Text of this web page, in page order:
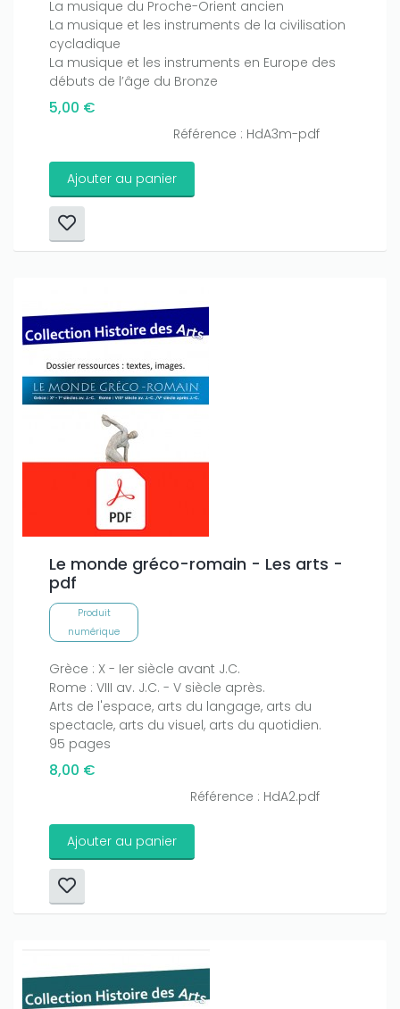
La musique du Proche-Orient ancien
La musique et les instruments de la civilisation
cycladique
La musique et les instruments en Europe des
débuts de l’âge du Bronze
5,00 €
Référence : HdA3m-pdf
Ajouter au panier
Le monde gréco-romain - Les arts -
pdf
Produit
numérique
Grèce : X - Ier siècle avant J.C.
Rome : VIII av. J.C. - V siècle après.
Arts de l'espace, arts du langage, arts du
spectacle, arts du visuel, arts du quotidien.
95 pages
8,00 €
Référence : HdA2.pdf
Ajouter au panier
Only play at Joo casino if you really want to win a huge
amount on your credits!